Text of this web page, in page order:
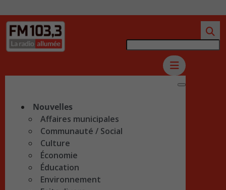
Nouvelles
Affaires municipales
Communauté / Social
Culture
Économie
Éducation
Environnement